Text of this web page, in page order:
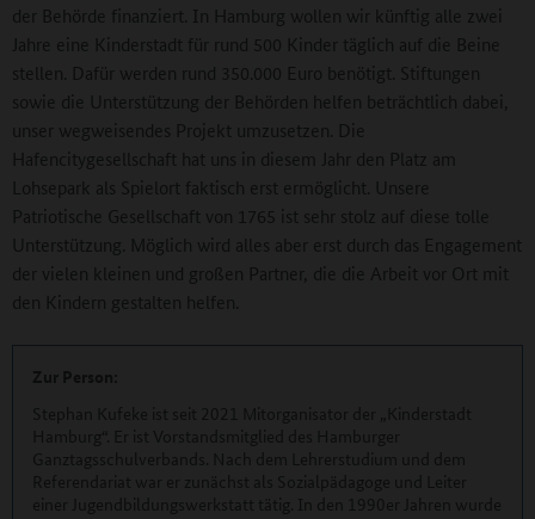
der Behörde finanziert. In Hamburg wollen wir künftig alle zwei
Jahre eine Kinderstadt für rund 500 Kinder täglich auf die Beine
stellen. Dafür werden rund 350.000 Euro benötigt. Stiftungen
sowie die Unterstützung der Behörden helfen beträchtlich dabei,
unser wegweisendes Projekt umzusetzen. Die
Hafencitygesellschaft hat uns in diesem Jahr den Platz am
Lohsepark als Spielort faktisch erst ermöglicht. Unsere
Patriotische Gesellschaft von 1765 ist sehr stolz auf diese tolle
Unterstützung. Möglich wird alles aber erst durch das Engagement
der vielen kleinen und großen Partner, die die Arbeit vor Ort mit
den Kindern gestalten helfen.